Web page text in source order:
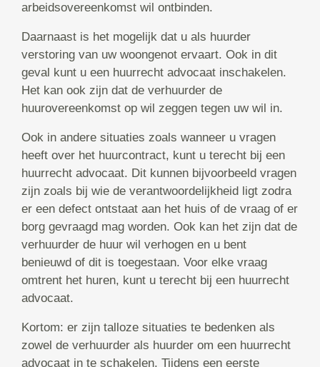
arbeidsovereenkomst wil ontbinden.
Daarnaast is het mogelijk dat u als huurder
verstoring van uw woongenot ervaart. Ook in dit
geval kunt u een huurrecht advocaat inschakelen.
Het kan ook zijn dat de verhuurder de
huurovereenkomst op wil zeggen tegen uw wil in.
Ook in andere situaties zoals wanneer u vragen
heeft over het huurcontract, kunt u terecht bij een
huurrecht advocaat. Dit kunnen bijvoorbeeld vragen
zijn zoals bij wie de verantwoordelijkheid ligt zodra
er een defect ontstaat aan het huis of de vraag of er
borg gevraagd mag worden. Ook kan het zijn dat de
verhuurder de huur wil verhogen en u bent
benieuwd of dit is toegestaan. Voor elke vraag
omtrent het huren, kunt u terecht bij een huurrecht
advocaat.
Kortom: er zijn talloze situaties te bedenken als
zowel de verhuurder als huurder om een huurrecht
advocaat in te schakelen. Tijdens een eerste